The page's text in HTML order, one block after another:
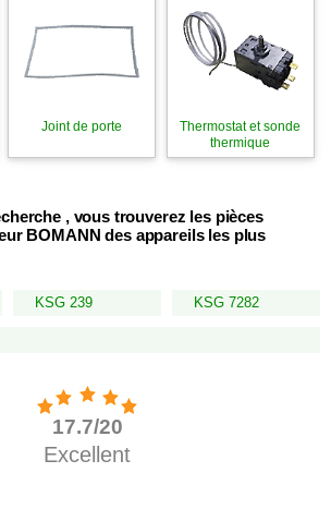
Joint de porte
Thermostat et sonde
thermique
, vous trouverez les pièces
BOMANN des appareils les plus
KSG 239 KSG 7282